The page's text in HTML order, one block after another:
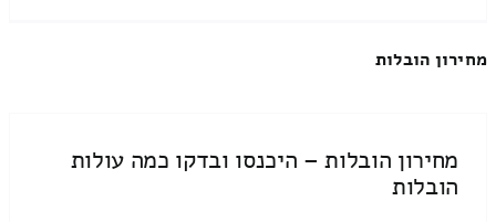
מחירון הובלות
מחירון הובלות – היכנסו ובדקו כמה עולות
הובלות